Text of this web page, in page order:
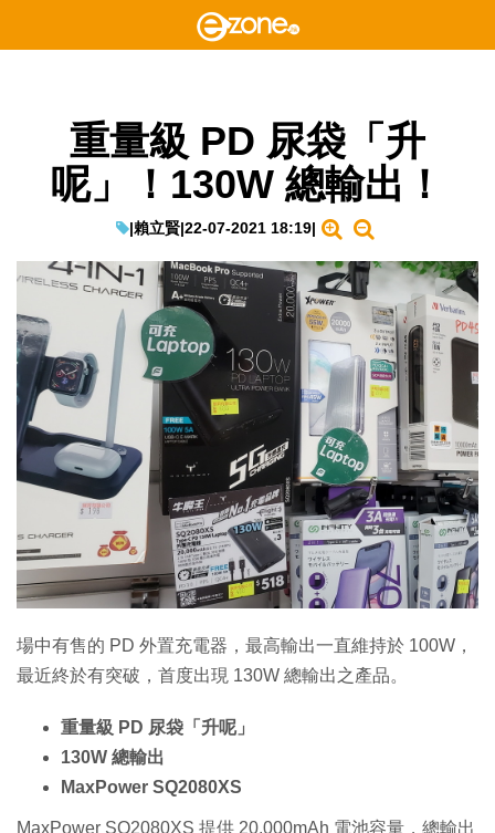
重量級 PD 尿袋「升
呢」！130W 總輸出！
|賴立賢|22-07-2021 18:19|
場中有售的 PD 外置充電器，最高輸出一直維持於 100W，
最近終於有突破，首度出現 130W 總輸出之產品。
重量級 PD 尿袋「升呢」
130W 總輸出
MaxPower SQ2080XS
MaxPower SQ2080XS 提供 20,000mAh 電池容量，總輸出